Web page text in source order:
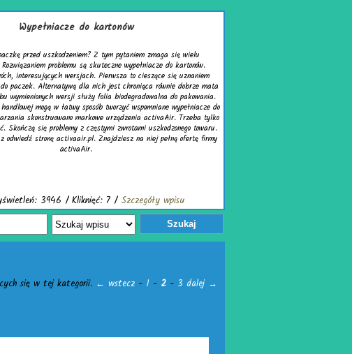
Wypełniacze do kartonów
przed uszkodzeniem? Z tym pytaniem zmaga się wielu
problemu są skuteczne wypełniacze do kartonów.
interesujących wersjach. Pierwsza to cieszące się uznaniem
Alternatywą dla nich jest chroniąca równie dobrze mata
wersji służy folia biodegradowalna do pakowania.
mogą w łatwy sposób tworzyć wspomniane wypełniacze do
skonstruowano markowe urządzenia activaAir. Trzeba tylko
się problemy z częstymi zwrotami uszkodzonego towaru.
stronę activaair.pl. Znajdziesz na niej pełną ofertę firmy
activaAir.
3946 / Kliknięć: 7 / Szczegóły wpisu
Szukaj
się w tej kategorii. ← wstecz - 1 - 2 - 3 dalej →